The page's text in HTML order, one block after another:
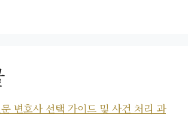
변호사 선택 가이드 및 사건 처리 과